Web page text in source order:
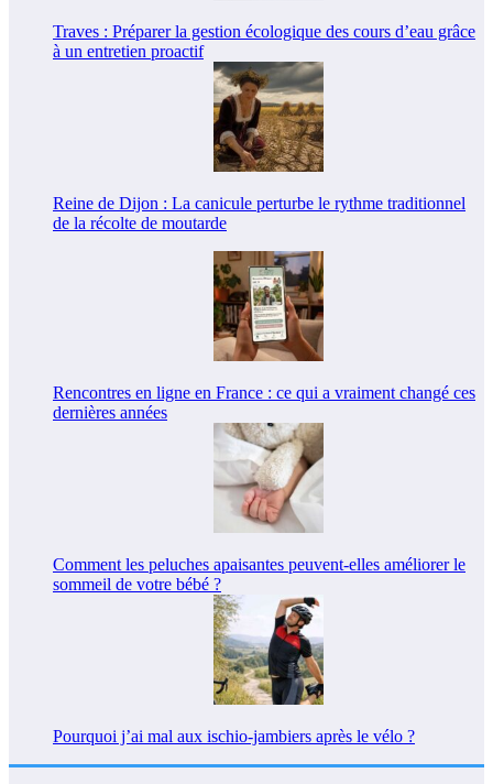
Traves : Préparer la gestion écologique des cours d’eau grâce
à un entretien proactif
Reine de Dijon : La canicule perturbe le rythme traditionnel
de la récolte de moutarde
Rencontres en ligne en France : ce qui a vraiment changé ces
dernières années
Comment les peluches apaisantes peuvent-elles améliorer le
sommeil de votre bébé ?
Pourquoi j’ai mal aux ischio-jambiers après le vélo ?